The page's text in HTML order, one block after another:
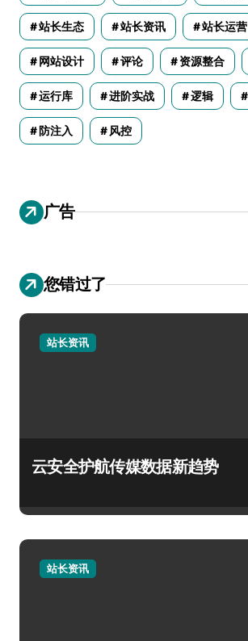
站长生态 站长资讯 站长运营
网站设计 评论 资源整合
运行库 进阶实战 逻辑
防注入 风控
广告
您错过了
站长资讯
云安全护航传媒数据新趋势
站长资讯